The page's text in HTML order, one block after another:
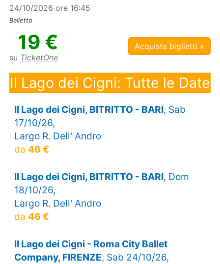
24/10/2026 ore 16:45
Balletto
19 €
su TicketOne
Acquista biglietti »
Il Lago dei Cigni: Tutte le Date
Il Lago dei Cigni, BITRITTO - BARI, Sab
17/10/26,
Largo R. Dell' Andro
da 46 €
Il Lago dei Cigni, BITRITTO - BARI, Dom
18/10/26,
Largo R. Dell' Andro
da 46 €
Il Lago dei Cigni - Roma City Ballet
Company, FIRENZE, Sab 24/10/26,